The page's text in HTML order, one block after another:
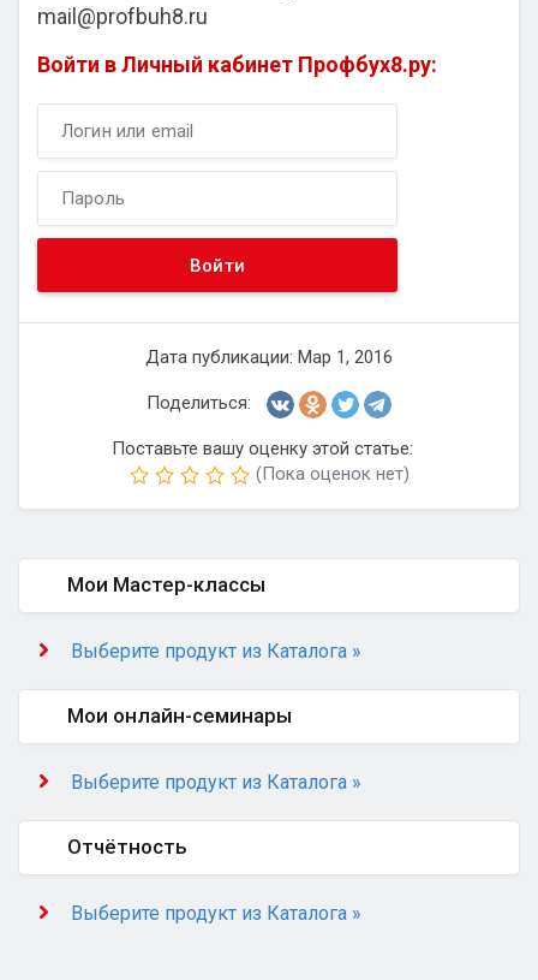
mail@profbuh8.ru
Войти в Личный кабинет Профбух8.ру:
Дата публикации: Мар 1, 2016
Поделиться:
Поставьте вашу оценку этой статье:
(Пока оценок нет)
Мои Мастер-классы
Выберите продукт из Каталога »
Мои онлайн-семинары
Выберите продукт из Каталога »
Отчётность
Выберите продукт из Каталога »